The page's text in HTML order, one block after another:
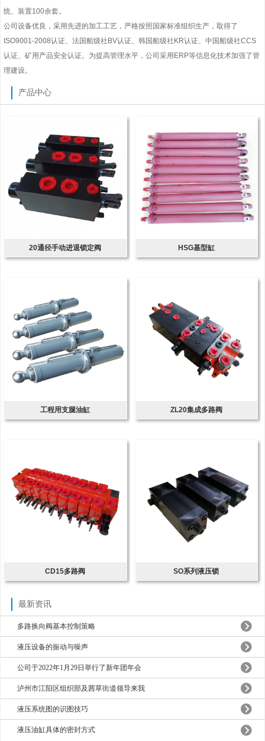
统、装置100余套。
公司设备优良，采用先进的加工工艺，严格按照国家标准组织生产，取得了
ISO9001-2008认证、法国船级社BV认证、韩国船级社KR认证、中国船级社CCS
认证、矿用产品安全认证。为提高管理水平，公司采用ERP等信息化技术加强了管
理建设。
产品中心
20通径手动进退锁定阀 HSG基型缸
工程用支腿油缸 ZL20集成多路阀
CD15多路阀 SO系列液压锁
最新资讯
多路换向阀基本控制策略
液压设备的振动与噪声
公司于2022年1月29日举行了新年团年会
泸州市江阳区组织部及茜草街道领导来我
液压系统图的识图技巧
液压油缸具体的密封方式